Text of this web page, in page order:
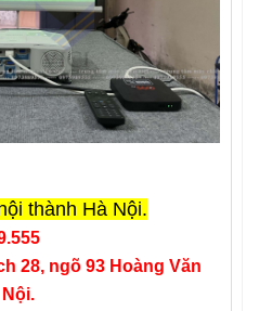
thành Hà Nội.
28, ngõ 93 Hoàng Văn